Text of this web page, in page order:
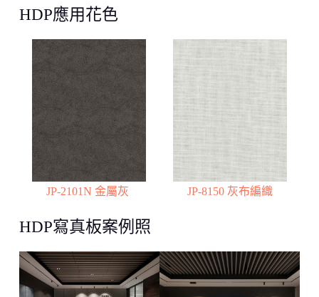
HDP應用花色
JP-2101N 金屬灰 JP-8150 灰布編織
HDP寫真板案例照